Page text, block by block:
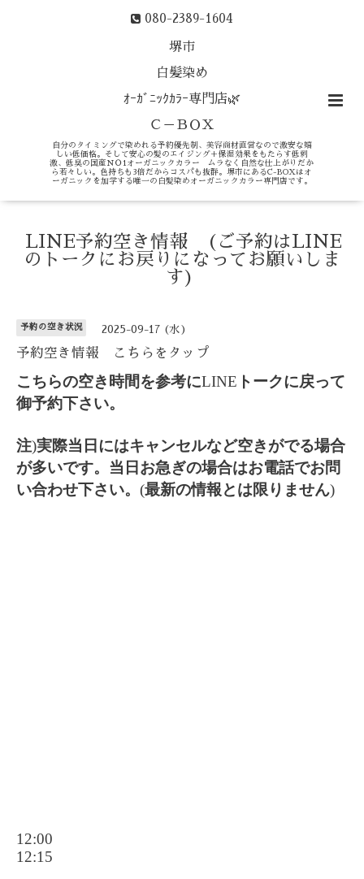
080-2389-1604
堺市
白髪染め
ｵｰｶﾞﾆｯｸｶﾗｰ専門店🌿
Ｃ－ＢＯＸ
自分のタイミングで染めれる予約優先制、美容商材直営なので激安な嬉
しい低価格。そして安心の髪のエイジング＋保湿効果をもたらす低刺
激、低臭の国産ＮＯ1オーガニックカラー ムラなく自然な仕上がりだか
ら若々しい。色持ちも3倍だからコスパも抜群。堺市にあるC-BOXはオ
ーガニックを加学する唯一の白髪染めオーガニックカラー専門店です。
LINE予約空き情報 (ご予約はLINE
のトークにお戻りになってお願いしま
す)
予約の空き状況 2025-09-17 (水)
予約空き情報 こちらをタップ
こちらの空き時間を参考にLINE トークに戻って
御予約下さい。
注)実際当日にはキャンセルなど空きがでる場合
が多いです。当日お急ぎの場合はお電話でお問
い合わせ下さい。 (最新の情報とは限りません)
12:00
12:15